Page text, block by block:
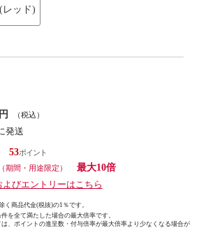
レッド)
円 （税込）
発送
53
（期間・用途限定）
最大10倍
びエントリーはこちら
商品代金(税抜)の1％です。
を全て満たした場合の最大倍率です。
、ポイントの進呈数・付与倍率が最大倍率より少なくなる場合が